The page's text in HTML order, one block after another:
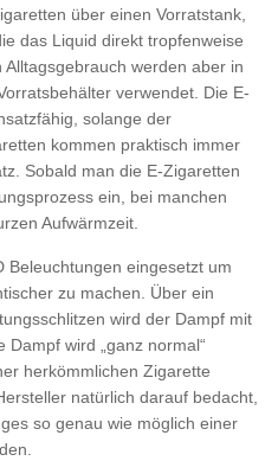
über einen Vorratstank,
das Liquid direkt tropfenweise
werden aber in
verwendet. Die E-
solange der
kommen praktisch immer
Sobald man die E-Zigaretten
ein, bei manchen
Aufwärmzeit.
Beleuchtungen eingesetzt um
zu machen. Über ein
wird der Dampf mit
wird „ganz normal“
herkömmlichen Zigarette
natürlich darauf bedacht,
so genau wie möglich einer